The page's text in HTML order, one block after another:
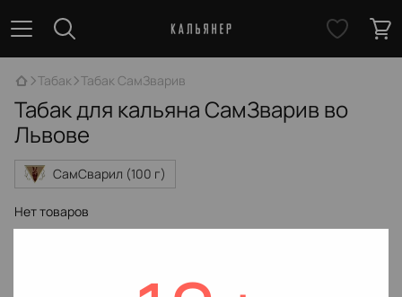
Табак Табак СамЗварив
Табак для кальяна СамЗварив во
Львове
СамСварил (100 г)
Нет товаров